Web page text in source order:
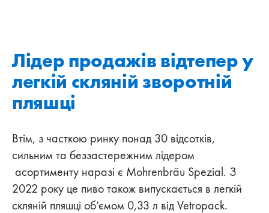
Лідер продажів відтепер у
легкій скляній зворотній
пляшці
Втім, з часткою ринку понад 30 відсотків,
сильним та беззастережним лідером
асортименту наразі є Mohrenbräu Spezial. З
2022 року це пиво також випускається в легкій
скляній пляшці об’ємом 0,33 л від Vetropack.